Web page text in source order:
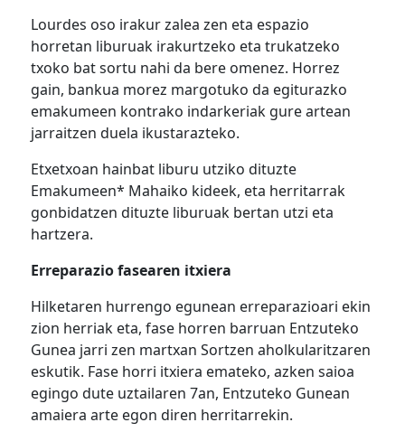
Lourdes oso irakur zalea zen eta espazio
horretan liburuak irakurtzeko eta trukatzeko
txoko bat sortu nahi da bere omenez. Horrez
gain, bankua morez margotuko da egiturazko
emakumeen kontrako indarkeriak gure artean
jarraitzen duela ikustarazteko.
Etxetxoan hainbat liburu utziko dituzte
Emakumeen* Mahaiko kideek, eta herritarrak
gonbidatzen dituzte liburuak bertan utzi eta
hartzera.
Erreparazio fasearen itxiera
Hilketaren hurrengo egunean erreparazioari ekin
zion herriak eta, fase horren barruan Entzuteko
Gunea jarri zen martxan Sortzen aholkularitzaren
eskutik. Fase horri itxiera emateko, azken saioa
egingo dute uztailaren 7an, Entzuteko Gunean
amaiera arte egon diren herritarrekin.